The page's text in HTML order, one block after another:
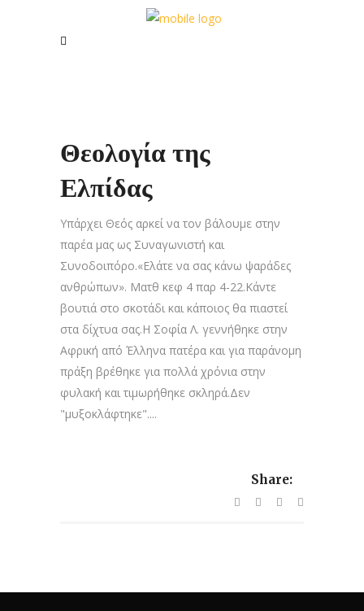
Θεολογία της
Ελπίδας
Υπάρχει Θεός αρκεί να τον βάλουμε στην
παρέα μας ως Συναγωνιστή και
Συνοδοιπόρο.«Ελάτε να σας κάνω ψαράδες
ανθρώπων». Ματθ κεφ 4 παρ 4-22.Κάντε
βουτιά στο σκοτάδι και κάποιος θα πιαστεί
στα δίχτυα σας.Η Σοφία Λ. γεννήθηκε στην
Αφρική από Έλληνα πατέρα και για παράνομη
πράξη βρέθηκε για πολλά χρόνια στην
φυλακή και τιμωρήθηκε σκληρά.Δεν
"μυξοκλάφτηκε"....
Share: